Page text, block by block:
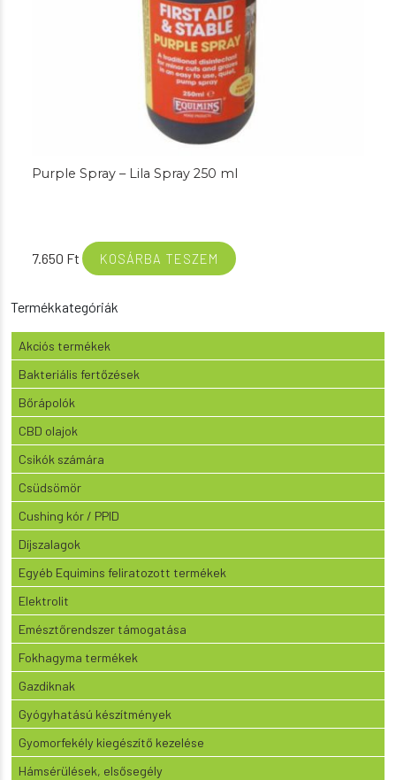
Purple Spray – Lila Spray 250 ml
7.650 Ft KOSÁRBA TESZEM
Termékkategóriák
Akciós termékek
Bakteriális fertőzések
Bőrápolók
CBD olajok
Csikók számára
Csüdsömör
Cushing kór / PPID
Díjszalagok
Egyéb Equimins feliratozott termékek
Elektrolit
Emésztőrendszer támogatása
Fokhagyma termékek
Gazdiknak
Gyógyhatású készítmények
Gyomorfekély kiegészítő kezelése
Hámsérülések, elsősegély